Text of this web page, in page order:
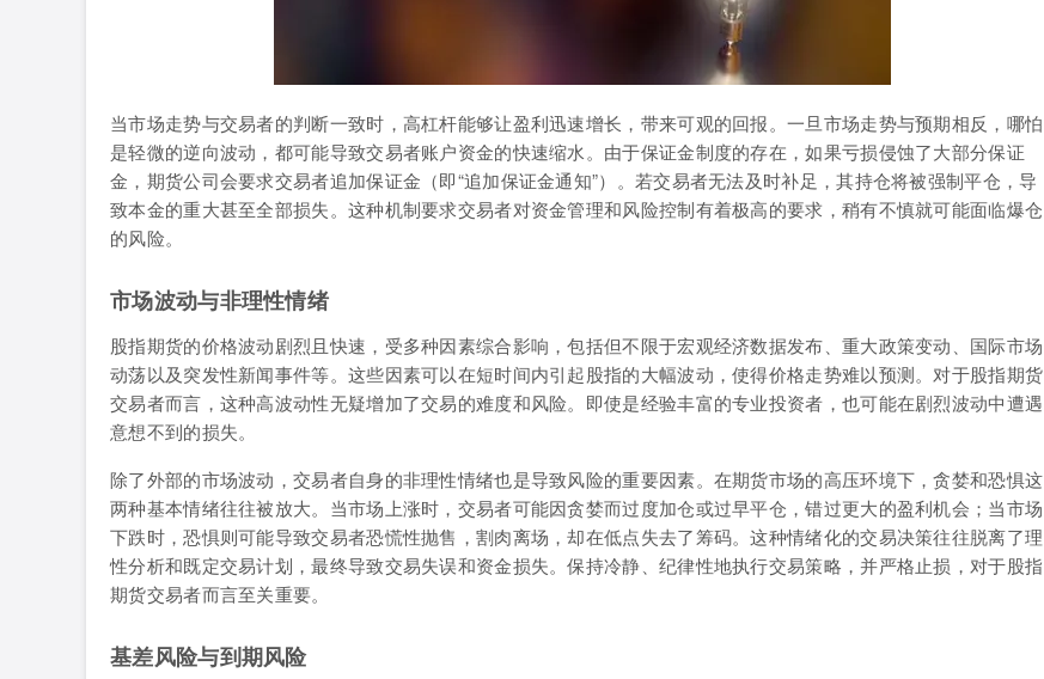
当市场走势与交易者的判断一致时，高杠杆能够让盈利迅速增长，带来可观的回报。一旦市场走势与预期相反，哪怕
是轻微的逆向波动，都可能导致交易者账户资金的快速缩水。由于保证金制度的存在，如果亏损侵蚀了大部分保证
金，期货公司会要求交易者追加保证金（即“追加保证金通知”）。若交易者无法及时补足，其持仓将被强制平仓，导
致本金的重大甚至全部损失。这种机制要求交易者对资金管理和风险控制有着极高的要求，稍有不慎就可能面临爆仓
的风险。
市场波动与非理性情绪
股指期货的价格波动剧烈且快速，受多种因素综合影响，包括但不限于宏观经济数据发布、重大政策变动、国际市场
动荡以及突发性新闻事件等。这些因素可以在短时间内引起股指的大幅波动，使得价格走势难以预测。对于股指期货
交易者而言，这种高波动性无疑增加了交易的难度和风险。即使是经验丰富的专业投资者，也可能在剧烈波动中遭遇
意想不到的损失。
除了外部的市场波动，交易者自身的非理性情绪也是导致风险的重要因素。在期货市场的高压环境下，贪婪和恐惧这
两种基本情绪往往被放大。当市场上涨时，交易者可能因贪婪而过度加仓或过早平仓，错过更大的盈利机会；当市场
下跌时，恐惧则可能导致交易者恐慌性抛售，割肉离场，却在低点失去了筹码。这种情绪化的交易决策往往脱离了理
性分析和既定交易计划，最终导致交易失误和资金损失。保持冷静、纪律性地执行交易策略，并严格止损，对于股指
期货交易者而言至关重要。
基差风险与到期风险